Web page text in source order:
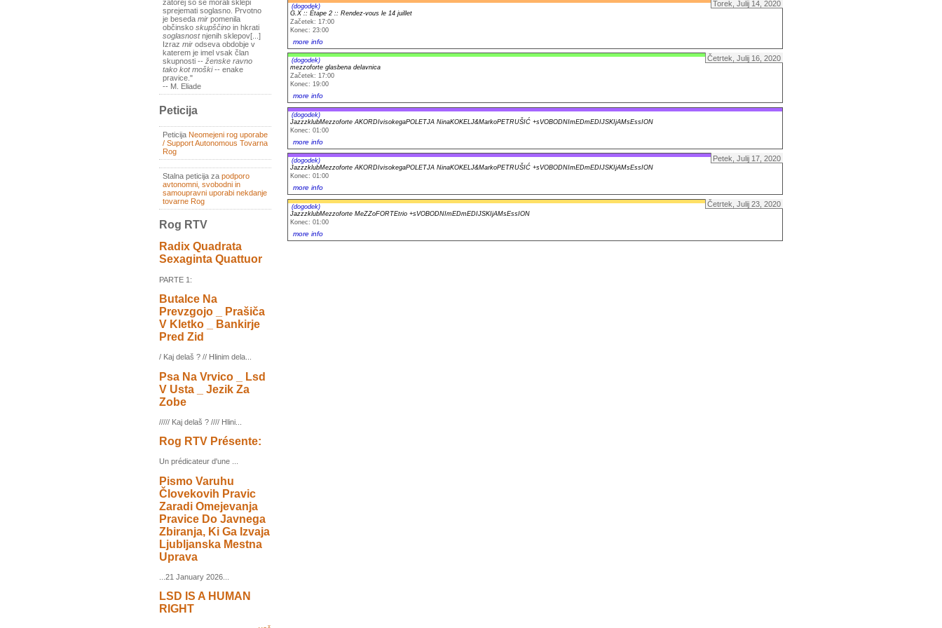
zatorej so se morali sklepi
sprejemati soglasno. Prvotno
je beseda mir pomenila
občinsko skupščino in hkrati
soglasnostnjenih sklepov[...]
Izraz mir odseva obdobje v
katerem je imel vsak član
skupnosti -- ženske ravno
tako kot moški-- enake
pravice."
-- M. Eliade
Peticija
Peticija Neomejeni rog uporabe
/ Support Autonomous Tovarna
Rog
Stalna peticija za podporo
avtonomni, svobodni in
samoupravni uporabi nekdanje
tovarne Rog
Rog RTV
Radix Quadrata
Sexaginta Quattuor
PARTE 1:
Butalce Na
Prevzgojo _ Prašiča
V Kletko _ Bankirje
Pred Zid
/ Kaj delaš ? // Hlinim dela...
Psa Na Vrvico _ Lsd
V Usta _ Jezik Za
Zobe
///// Kaj delaš ? //// Hlini...
Rog RTV Présente:
Un prédicateur d'une ...
Pismo Varuhu
Človekovih Pravic
Zaradi Omejevanja
Pravice Do Javnega
Zbiranja, Ki Ga Izvaja
Ljubljanska Mestna
Uprava
...21 January 2026...
LSD IS A HUMAN
RIGHT
Torek, Julij 14, 2020
(dogodek)
G.X :: Étape 2 :: Rendez-vous le 14 juillet
Začetek: 17:00
Konec: 23:00
more info
Četrtek, Julij 16, 2020
(dogodek)
mezzoforte glasbena delavnica
Začetek: 17:00
Konec: 19:00
more info
(dogodek)
JazzzklubMezzoforte AKORDIvisokegaPOLETJA NinaKOKELJ&MarkoPETRUŠIĆ +sVOBODNImEDmEDIJSKIjAMsEssION
Konec: 01:00
more info
Petek, Julij 17, 2020
(dogodek)
JazzzklubMezzoforte AKORDIvisokegaPOLETJA NinaKOKELJ&MarkoPETRUŠIĆ +sVOBODNImEDmEDIJSKIjAMsEssION
Konec: 01:00
more info
Četrtek, Julij 23, 2020
(dogodek)
JazzzklubMezzoforte MeZZoFORTEtrio +sVOBODNImEDmEDIJSKIjAMsEssION
Konec: 01:00
more info